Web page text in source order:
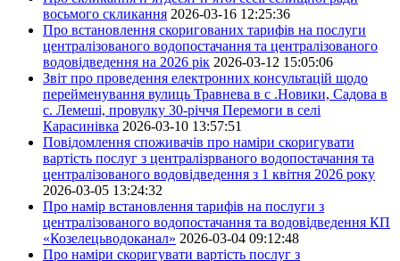
восьмого скликання 2026-03-16 12:25:36
Про встановлення скоригованих тарифів на послуги
централізованого водопостачання та централізованого
водовідведення на 2026 рік 2026-03-12 15:05:06
Звіт про проведення електронних консультацій щодо
перейменування вулиць Травнева в с .Новики, Садова в
с. Лемеші, провулку 30-річчя Перемоги в селі
Карасинівка 2026-03-10 13:57:51
Повідомлення споживачів про наміри скоригувати
вартість послуг з централізрваного водопостачання та
централізованого водовідведення з 1 квітня 2026 року
2026-03-05 13:24:32
Про намір встановлення тарифів на послуги з
централізованого водопостачання та водовідведення КП
«Козелецьводоканал» 2026-03-04 09:12:48
Про наміри скоригувати вартість послуг з